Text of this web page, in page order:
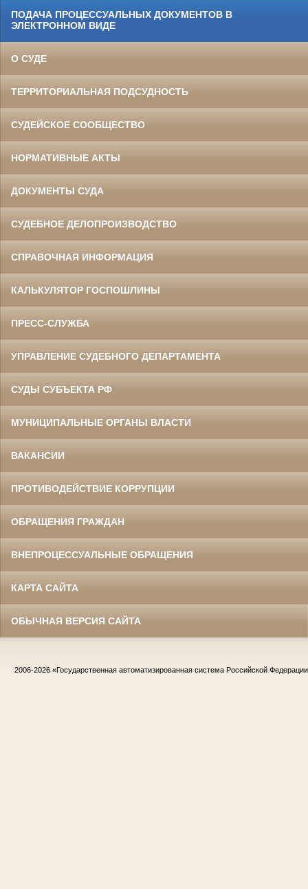
ПОДАЧА ПРОЦЕССУАЛЬНЫХ ДОКУМЕНТОВ В
ЭЛЕКТРОННОМ ВИДЕ
О СУДЕ
ТЕРРИТОРИАЛЬНАЯ ПОДСУДНОСТЬ
СУДЕЙСКОЕ СООБЩЕСТВО
НОРМАТИВНЫЕ АКТЫ
ДОКУМЕНТЫ СУДА
СУДЕБНОЕ ДЕЛОПРОИЗВОДСТВО
СПРАВОЧНАЯ ИНФОРМАЦИЯ
КАЛЬКУЛЯТОР ГОСПОШЛИНЫ
ПРЕСС-СЛУЖБА
УПРАВЛЕНИЕ СУДЕБНОГО ДЕПАРТАМЕНТА
СУДЫ СУБЪЕКТА РФ
МУНИЦИПАЛЬНЫЕ ОРГАНЫ ВЛАСТИ
ВАКАНСИИ
ПРОТИВОДЕЙСТВИЕ КОРРУПЦИИ
ОБРАЩЕНИЯ ГРАЖДАН
ВНЕПРОЦЕССУАЛЬНЫЕ ОБРАЩЕНИЯ
КАРТА САЙТА
ОБЫЧНАЯ ВЕРСИЯ САЙТА
2006-2026 «Государственная автоматизированная система Российской